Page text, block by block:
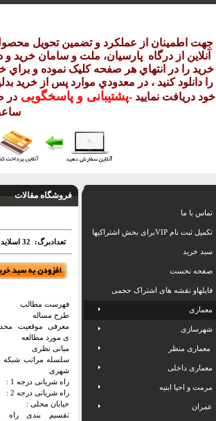
جهت اطمينان از عملکرد و تضمين تحويل
آنلاين از درگاه پارسيان، ملت و سامان خريد و
خريد را در انتهاي هر صفحه کليک نموده و براي
را دانلود کنيد ، در معدودي موارد پس از خريد
خود دريافت نماييد -پشتيبانی و پاسخگويی در
فروشگاه مقالات
تعدادبرگ: 32 اسلاید
فهرست مطالب
طرح مساله
معرفی موقعیت
ی مورد مطالعه
مبانی نظری
سلسله مراتب شبکه
شهری
راه شریانی درجه 1 :
راه شریانی درجه 2 :
خیابان محلی :
تقسیم بندی راه
تماس با ما
تکمیل ثبت نام VIPبرای بخش اشتراکیها
سبد خرید
صفحه نخست
فایلهاو نقشه های اشتراک حجمی
معماری
شهرسازی
معماری منظر
معماری داخلی
مرمت و احیا ابنیه
عمران